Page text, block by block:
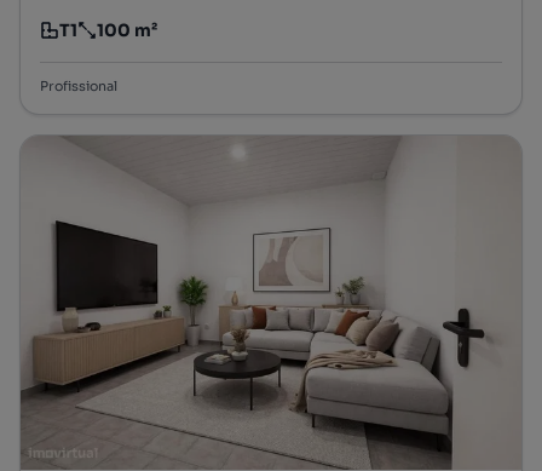
Tipologia
T1
Preço por metro quadrado
100 m²
Profissional